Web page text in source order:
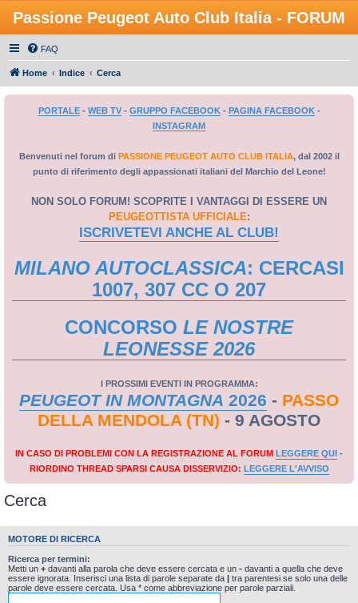
Passione Peugeot Auto Club Italia - FORUM
FAQ
Home Indice Cerca
PORTALE- WEB TV- GRUPPO FACEBOOK- PAGINA FACEBOOK-
INSTAGRAM
Benvenuti nel forum di PASSIONE PEUGEOT AUTO CLUB ITALIA, dal 2002 il
punto di riferimento degli appassionati italiani del Marchio del Leone!
NON SOLO FORUM! SCOPRITE I VANTAGGI DI ESSERE UN
PEUGEOTTISTA UFFICIALE:
ISCRIVETEVI ANCHE AL CLUB!
MILANO AUTOCLASSICA: CERCASI
1007, 307 CC O 207
CONCORSO LE NOSTRE
LEONESSE 2026
I PROSSIMI EVENTI IN PROGRAMMA:
PEUGEOT IN MONTAGNA 2026 - PASSO
DELLA MENDOLA (TN) - 9 AGOSTO
IN CASO DI PROBLEMI CON LA REGISTRAZIONE AL FORUM LEGGERE QUI -
RIORDINO THREAD SPARSI CAUSA DISSERVIZIO: LEGGERE L'AVVISO
Cerca
MOTORE DI RICERCA
Ricerca per termini:
Metti un + davanti alla parola che deve essere cercata e un - davanti a quella che deve
essere ignorata. Inserisci una lista di parole separate da | tra parentesi se solo una delle
parole deve essere cercata. Usa * come abbreviazione per parole parziali.